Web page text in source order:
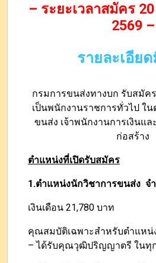
– ระยะเวลาสมัคร
2569 –
รายละเอีย
กรมการขนส่งทางบก รับสมัค
เป็นพนักงานราชการทั่วไป ใ
ขนส่ง เจ้าพนักงานการเงินแ
ก่อสร้าง
ตำแหน่งที่เปิดรับสมัคร
1.ตำแหน่งนักวิชาการขนส่ง จ
เงินเดือน 21,780 บาท
คุณสมบัติเฉพาะสำหรับตำแหน่
– ได้รับคุณวุฒิปริญญาตรี ในทุ